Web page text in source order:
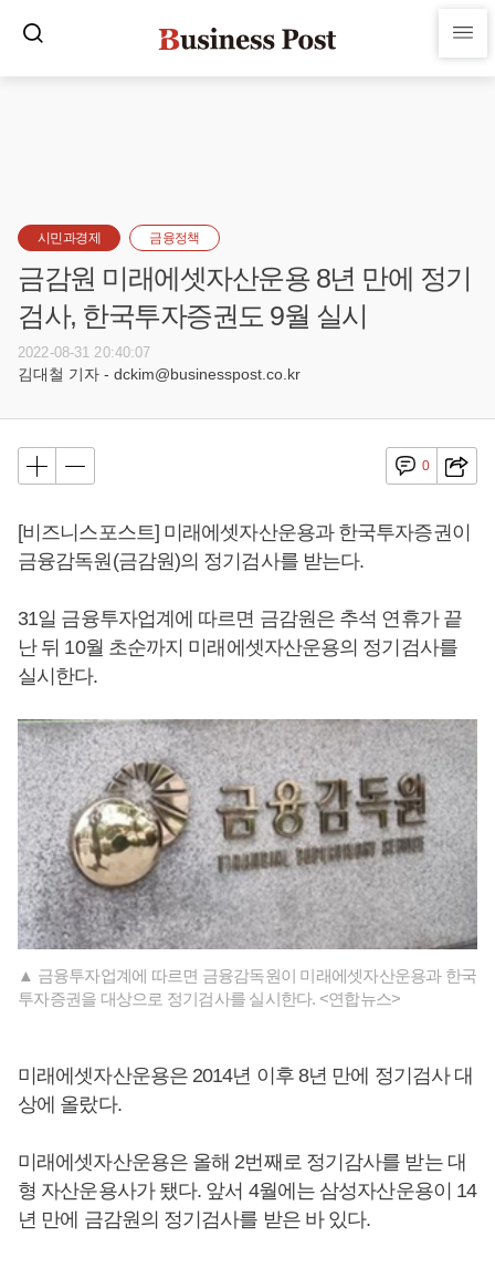
시민과경제 금융정책
금감원 미래에셋자산운용 8년 만에 정기
검사, 한국투자증권도 9월 실시
2022-08-31 20:40:07
김대철 기자 - dckim@businesspost.co.kr
0
[비즈니스포스트] 미래에셋자산운용과 한국투자증권이
금융감독원(금감원)의 정기검사를 받는다.
31일 금융투자업계에 따르면 금감원은 추석 연휴가 끝
난 뒤 10월 초순까지 미래에셋자산운용의 정기검사를
실시한다.
▲ 금융투자업계에 따르면 금융감독원이 미래에셋자산운용과 한국
투자증권을 대상으로 정기검사를 실시한다. <연합뉴스>
미래에셋자산운용은 2014년 이후 8년 만에 정기검사 대
상에 올랐다.
미래에셋자산운용은 올해 2번째로 정기감사를 받는 대
형 자산운용사가 됐다. 앞서 4월에는 삼성자산운용이 14
년 만에 금감원의 정기검사를 받은 바 있다.